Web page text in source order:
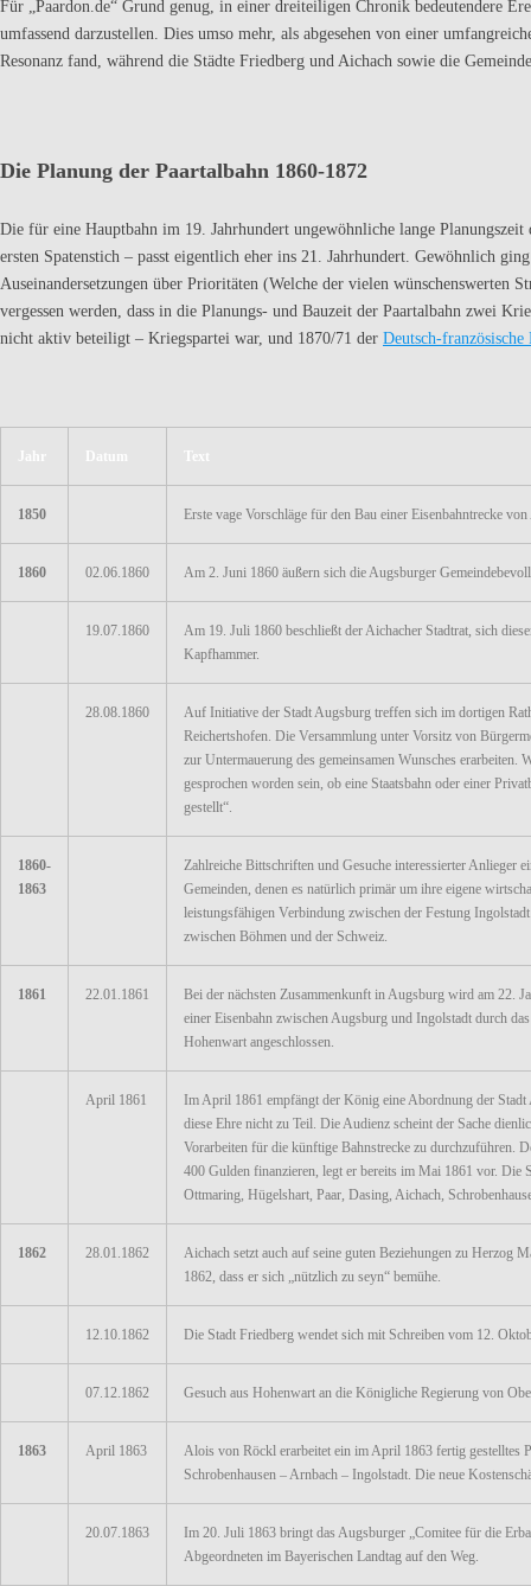
Für „Paardon.de“ Grund genug, in einer dreiteiligen Chronik bedeutendere
umfassend darzustellen. Dies umso mehr, als abgesehen von einer
Resonanz fand, während die Städte Friedberg und Aichach sowie die
Die Planung der Paartalbahn 1860-1872
Die für eine Hauptbahn im 19. Jahrhundert ungewöhnliche lange
ersten Spatenstich – passt eigentlich eher ins 21. Jahrhundert. Gewöhnlich
Auseinandersetzungen über Prioritäten (Welche der vielen wünschenswerten
vergessen werden, dass in die Planungs- und Bauzeit der Paartalbahn zwei
nicht aktiv beteiligt – Kriegspartei war, und 1870/71 der Deutsch-französische
Jahr Datum Text
1850 Erste vage Vorschläge für den Bau einer Eisenbahntrecke
1860 02.06.1860 Am 2. Juni 1860 äußern sich die Augsburger
19.07.1860
Am 19. Juli 1860 beschließt der Aichacher Stadtrat, sich
Kapfhammer.
28.08.1860
Auf Initiative der Stadt Augsburg treffen sich im dortigen
Reichertshofen. Die Versammlung unter Vorsitz von
zur Untermauerung des gemeinsamen Wunsches erarbeiten.
gesprochen worden sein, ob eine Staatsbahn oder einer
gestellt“.
1860-
1863
Zahlreiche Bittschriften und Gesuche interessierter Anlieger
Gemeinden, denen es natürlich primär um ihre eigene
leistungsfähigen Verbindung zwischen der Festung
zwischen Böhmen und der Schweiz.
1861 22.01.1861
Bei der nächsten Zusammenkunft in Augsburg wird am 22.
einer Eisenbahn zwischen Augsburg und Ingolstadt durch
Hohenwart angeschlossen.
April 1861
Im April 1861 empfängt der König eine Abordnung der
diese Ehre nicht zu Teil. Die Audienz scheint der Sache
Vorarbeiten für die künftige Bahnstrecke zu durchzuführen.
400 Gulden finanzieren, legt er bereits im Mai 1861 vor.
Ottmaring, Hügelshart, Paar, Dasing, Aichach,
1862 28.01.1862
Aichach setzt auch auf seine guten Beziehungen zu Herzog
1862, dass er sich „nützlich zu seyn“ bemühe.
12.10.1862 Die Stadt Friedberg wendet sich mit Schreiben vom 12.
07.12.1862 Gesuch aus Hohenwart an die Königliche Regierung von
1863 April 1863
Alois von Röckl erarbeitet ein im April 1863 fertig gestelltes
Schrobenhausen – Arnbach – Ingolstadt. Die neue
20.07.1863
Im 20. Juli 1863 bringt das Augsburger „Comitee für die
Abgeordneten im Bayerischen Landtag auf den Weg.